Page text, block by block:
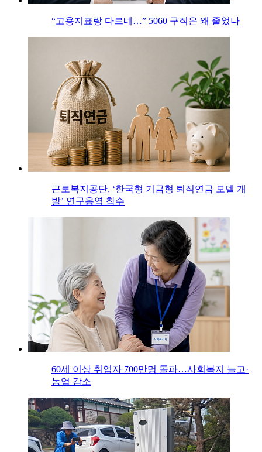
“고용지표랑 다르네…” 5060 구직은 왜 줄었나
근로복지공단, ‘한국형 기금형 퇴직연금 모델 개
발’ 연구용역 착수
60세 이상 취업자 700만명 돌파…사회복지 늘고·
농업 감소